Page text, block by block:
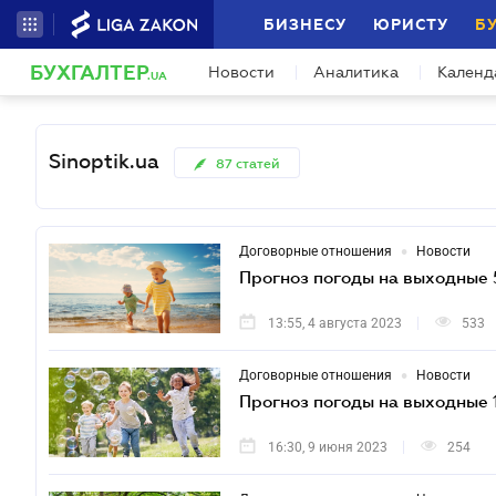
БИЗНЕСУ ЮРИСТУ
БУХГАЛТЕР.UA Новости Аналитика
Sinoptik.ua 87 статей
Договорные отношения • Новости
Прогноз погоды на выходные
13:55, 4 августа 2023 533
Договорные отношения • Новости
Прогноз погоды на выходные
16:30, 9 июня 2023 254